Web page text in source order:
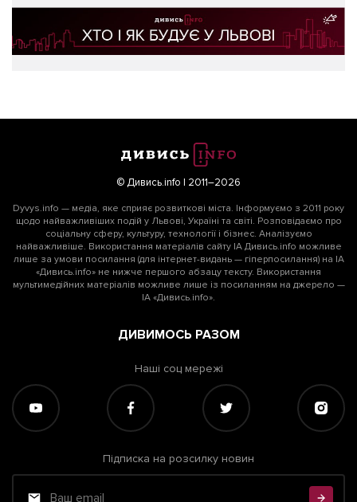
© Дивись.info | 2011–2026
Dyvys.info — медіа, яке сприяє розвиткові міста. Інформуємо з 2011 року
щодо найважливіших подій у Львові, Україні та світі. Розповідаємо про
соціальну сферу, культуру, технології і бізнес. Аналізуємо
найважливіше. Використання матеріалів сайту ІА Дивись.info можливе
лише за умови посилання (для інтернет-видань — гіперпосилання) на ІА
«Дивись.info» не нижче першого абзацу тексту. Використання
мультимедійних матеріалів можливе лише із посиланням на джерело —
ІА «Дивись.info».
ДИВИМОСЬ РАЗОМ
Наші соц мережі
Підписка на розсилку новин